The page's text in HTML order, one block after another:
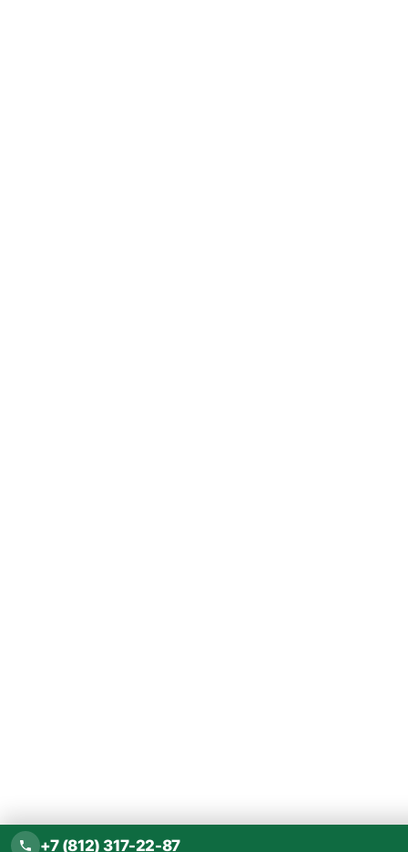
+7 (812) 317-22-87